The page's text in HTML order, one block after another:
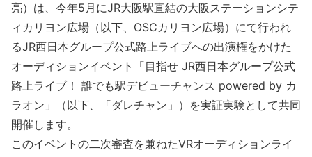
亮）は、今年5月にJR大阪駅直結の大阪ステーションシテ
ィカリヨン広場（以下、OSCカリヨン広場）にて行われ
るJR西日本グループ公式路上ライブへの出演権をかけた
オーディションイベント「目指せ JR西日本グループ公式
路上ライブ！ 誰でも駅デビューチャンス powered by カ
ラオン」（以下、「ダレチャン」）を実証実験として共同
開催します。
このイベントの二次審査を兼ねたVRオーディションライ